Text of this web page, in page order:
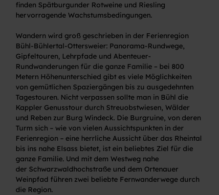
finden Spätburgunder Rotweine und Riesling
hervorragende Wachstumsbedingungen.
Wandern wird groß geschrieben in der Ferienregion
Bühl-Bühlertal-Ottersweier: Panorama-Rundwege,
Gipfeltouren, Lehrpfade und Abenteuer-
Rundwanderungen für die ganze Familie – bei 800
Metern Höhenunterschied gibt es viele Möglichkeiten
von gemütlichen Spaziergängen bis zu ausgedehnten
Tagestouren. Nicht verpassen sollte man in Bühl die
Kappler Genusstour durch Streuobstwiesen, Wälder
und Reben zur Burg Windeck. Die Burgruine, von deren
Turm sich – wie von vielen Aussichtspunkten in der
Ferienregion – eine herrliche Aussicht über das Rheintal
bis ins nahe Elsass bietet, ist ein beliebtes Ziel für die
ganze Familie. Und mit dem Westweg nahe
der Schwarzwaldhochstraße und dem Ortenauer
Weinpfad führen zwei beliebte Fernwanderwege durch
die Region.